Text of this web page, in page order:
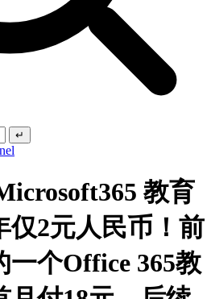
↵
教育
仅2元人民币！前
一个Office 365教